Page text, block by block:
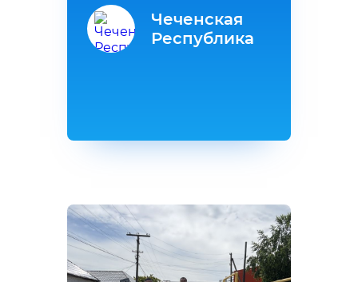
Чеченская
Республика